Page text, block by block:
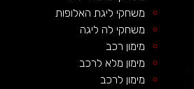
משחקי ליגת האלופות
משחקי לה ליגה
מימון רכב
מימון מלא לרכב
מימון לרכב